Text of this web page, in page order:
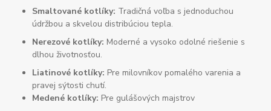
Smaltované kotlíky: Tradičná voľba s jednoduchou
údržbou a skvelou distribúciou tepla.
Nerezové kotlíky: Moderné a vysoko odolné riešenie s
dlhou životnosťou.
Liatinové kotlíky: Pre milovníkov pomalého varenia a
pravej sýtosti chutí.
Medené kotlíky: Pre gulášových majstrov